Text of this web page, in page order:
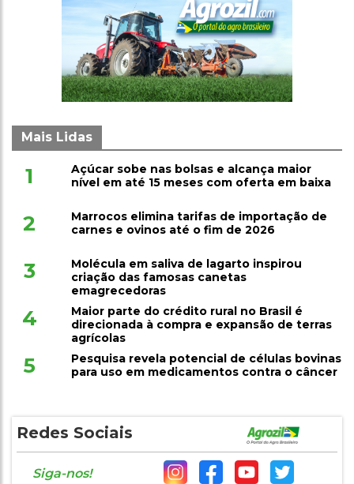
Mais Lidas
1
Açúcar sobe nas bolsas e alcança maior
nível em até 15 meses com oferta em baixa
2
Marrocos elimina tarifas de importação de
carnes e ovinos até o fim de 2026
3
Molécula em saliva de lagarto inspirou
criação das famosas canetas
emagrecedoras
4
Maior parte do crédito rural no Brasil é
direcionada à compra e expansão de terras
agrícolas
5
Pesquisa revela potencial de células bovinas
para uso em medicamentos contra o câncer
Redes Sociais
Siga-nos!